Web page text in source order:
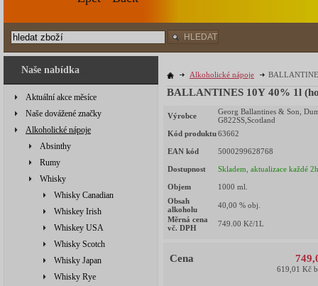
Naše nabídka
Aktuální akce měsíce
Naše dovážené značky
Alkoholické nápoje
Absinthy
Rumy
Whisky
Whisky Canadian
Whiskey Irish
Whiskey USA
Whisky Scotch
Whisky Japan
Whisky Rye
Alkoholické nápoje
BALLANTINES 10Y 40% 1l
Výrobce
Georg Ballantines & Son,
G822SS,Scotland
Kód produktu63662
EAN kód 5000299628768
Dostupnost Skladem, aktualizace každé 2h
Objem 1000 ml.
Obsah
alkoholu
40,00 % obj.
Měrná cena
vč. DPH
749.00 Kč/1L
Cena
619,01 Kč
HLEDAT